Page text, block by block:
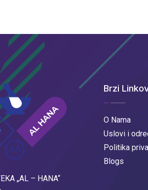
„AL – HANA“
Brzi
O Nama
Uslovi i
Politika
Blogs